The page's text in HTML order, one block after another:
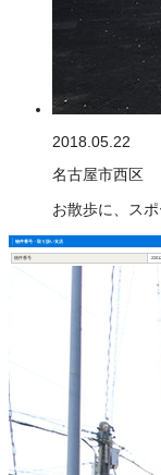
2018.05.22
名古屋市西区
お散歩に、ス
物件番号・取り扱い支店
物件番号